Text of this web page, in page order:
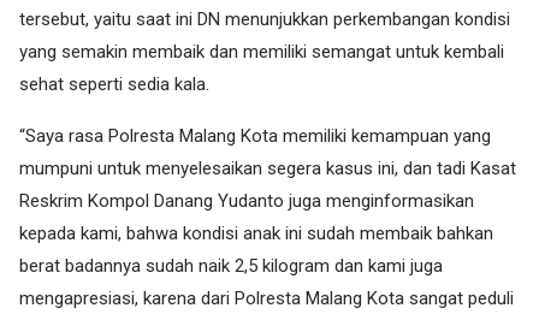
tersebut, yaitu saat ini DN menunjukkan perkembangan kondisi
yang semakin membaik dan memiliki semangat untuk kembali
sehat seperti sedia kala.
“Saya rasa Polresta Malang Kota memiliki kemampuan yang
mumpuni untuk menyelesaikan segera kasus ini, dan tadi Kasat
Reskrim Kompol Danang Yudanto juga menginformasikan
kepada kami, bahwa kondisi anak ini sudah membaik bahkan
berat badannya sudah naik 2,5 kilogram dan kami juga
mengapresiasi, karena dari Polresta Malang Kota sangat peduli